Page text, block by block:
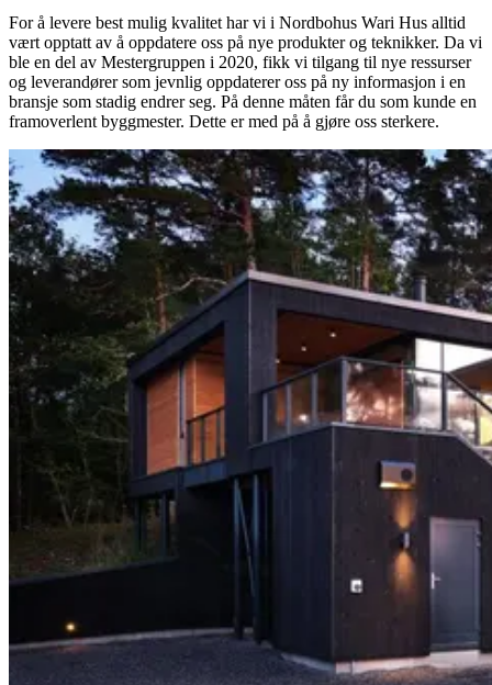
For å levere best mulig kvalitet har vi i Nordbohus Wari Hus alltid
vært opptatt av å oppdatere oss på nye produkter og teknikker. Da vi
ble en del av Mestergruppen i 2020, fikk vi tilgang til nye ressurser
og leverandører som jevnlig oppdaterer oss på ny informasjon i en
bransje som stadig endrer seg. På denne måten får du som kunde en
framoverlent byggmester. Dette er med på å gjøre oss sterkere.